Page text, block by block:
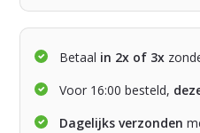
Betaal in 2x of 3x
Voor 16:00 besteld,
Dagelijks verzonden